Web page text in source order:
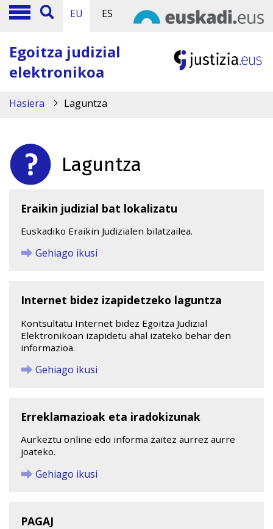
EU ES
Egoitza judizial
elektronikoa
Hasiera Laguntza
Laguntza
Eraikin judizial bat lokalizatu
Euskadiko Eraikin Judizialen bilatzailea.
Gehiago ikusi
Internet bidez izapidetzeko laguntza
Kontsultatu Internet bidez Egoitza Judizial
Elektronikoan izapidetu ahal izateko behar den
informazioa.
Gehiago ikusi
Erreklamazioak eta iradokizunak
Aurkeztu online edo informa zaitez aurrez aurre
joateko.
Gehiago ikusi
PAGAJ